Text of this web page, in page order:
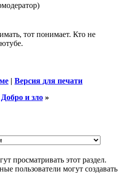
тот понимает. Кто не
| Версия для печати
Добро и зло»
просматривать этот раздел.
пользователи могут создавать